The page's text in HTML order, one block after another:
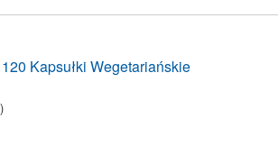
Kapsułki Wegetariańskie